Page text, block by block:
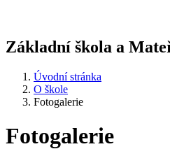
Základní škola a
Úvodní stránka
O škole
Fotogalerie
Fotogalerie